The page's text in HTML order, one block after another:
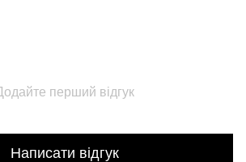
перший відгук
Написати відгук